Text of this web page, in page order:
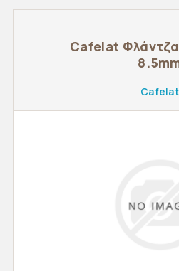
Cafelat Φλάντζα
Cafelat